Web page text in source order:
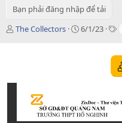
Bạn phải đăng nhập để tải
T
ả
The Collectors
C
n
d
6/1/23
T
s